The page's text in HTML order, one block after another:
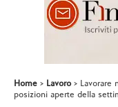
Home Lavoro
Lavorare
posizioni aperte della